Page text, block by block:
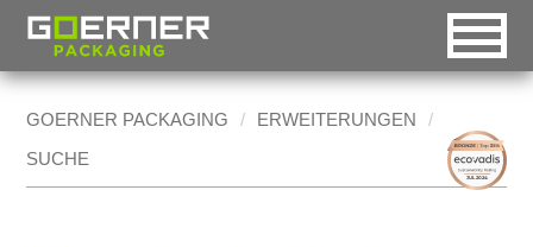
DE EN RO
intelligent packaging
GOERNER PACKAGING
ERWEITERUNGEN
SUCHE